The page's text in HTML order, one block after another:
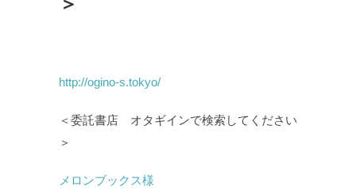
http://ogino-s.tokyo/
＜委託書店 オタギインで検索してください
＞
メロンブックス様